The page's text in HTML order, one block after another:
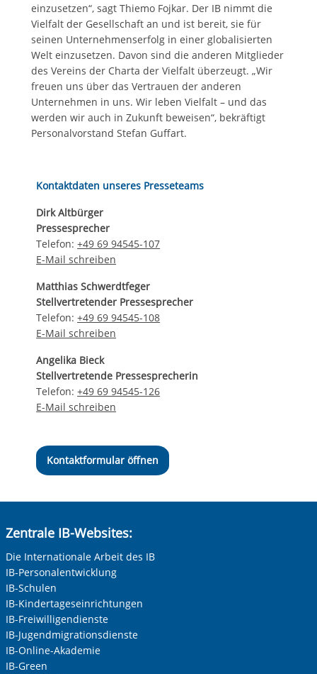
einzusetzen“, sagt Thiemo Fojkar. Der IB nimmt die
Vielfalt der Gesellschaft an und ist bereit, sie für
seinen Unternehmenserfolg in einer globalisierten
Welt einzusetzen. Davon sind die anderen Mitglieder
des Vereins der Charta der Vielfalt überzeugt. „Wir
freuen uns über das Vertrauen der anderen
Unternehmen in uns. Wir leben Vielfalt – und das
werden wir auch in Zukunft beweisen“, bekräftigt
Personalvorstand Stefan Guffart.
Kontaktdaten unseres Presseteams
Dirk Altbürger
Pressesprecher
Telefon:+49 69 94545-107
E-Mail schreiben
Matthias Schwerdtfeger
Stellvertretender Pressesprecher
Telefon:+49 69 94545-108
E-Mail schreiben
Angelika Bieck
Stellvertretende Pressesprecherin
Telefon:+49 69 94545-126
E-Mail schreiben
Kontaktformular öffnen
Zentrale IB-Websites:
Die Internationale Arbeit des IB
IB-Personalentwicklung
IB-Schulen
IB-Kindertageseinrichtungen
IB-Freiwilligendienste
IB-Jugendmigrationsdienste
IB-Online-Akademie
IB-Green